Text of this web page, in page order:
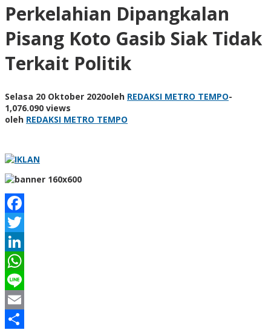
Perkelahian Dipangkalan
Pisang Koto Gasib Siak Tidak
Terkait Politik
Selasa 20 Oktober 2020oleh REDAKSI METRO TEMPO-
1,076.090 views
oleh REDAKSI METRO TEMPO
Facebook
Twitter
LinkedIn
WhatsApp
Line
Email